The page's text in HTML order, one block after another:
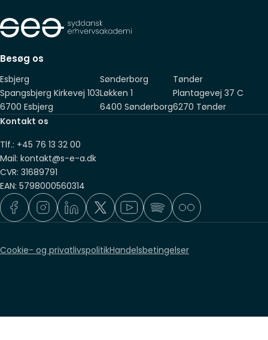
Suppleret med 2 års relevant erhvervserfaring, som du har
eksamen
Besøg os
Esbjerg
Spangsbjerg Kirkevej 103
6700 Esbjerg
Sønderborg
Løkken 1
6400 Sønderborg
Tønder
Plantagevej 37 C
6270 Tønder
Kontakt os
Tlf.: +45 76 13 32 00
Mail: kontakt@s-e-a.dk
CVR: 31689791
EAN: 5798000560314
Cookie- og privatlivspolitikHandelsbetingelser